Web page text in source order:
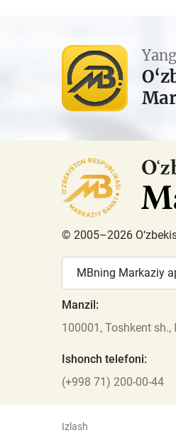
© 2005–2026
MBning Markaziy
Manzil:
100001, Toshkent sh.,
Ishonch telefoni:
(+998 71) 200-00-44
Izlash